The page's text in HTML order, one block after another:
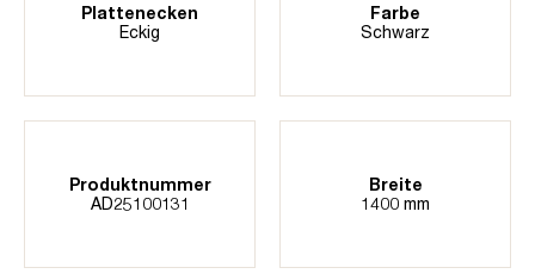
Plattenecken
Eckig
Farbe
Schwarz
Produktnummer
AD25100131
Breite
1400 mm